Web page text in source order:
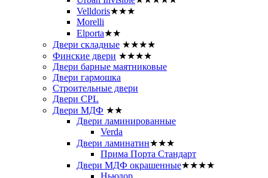
Velldoris★★★
Morelli
Elporta★★
Двери складные ★★★★
Финские двери ★★★★
Двери барные маятниковые
Двери гармошка
Строительные двери
Двери CРL
Двери МДФ ★★
Двери ламинированные
Verda
Двери ламинатин★★★
Прима Порта Стандарт
Двери МДФ окрашенные★★★★
Ньюдор